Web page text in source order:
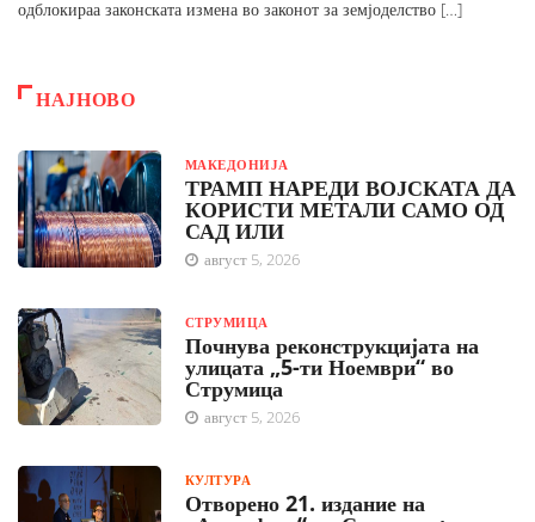
одблокираа законската измена во законот за земјоделство […]
НАЈНОВО
МАКЕДОНИЈА
ТРАМП НАРЕДИ ВОЈСКАТА ДА
КОРИСТИ МЕТАЛИ САМО ОД
САД ИЛИ
август 5, 2026
СТРУМИЦА
Почнува реконструкцијата на
улицата „5-ти Ноември“ во
Струмица
август 5, 2026
КУЛТУРА
Отворено 21. издание на